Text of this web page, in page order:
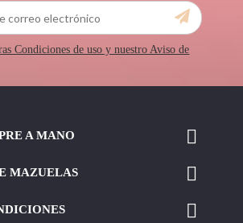
Condiciones de uso y nuestro Aviso de
A MANO 
MAZUELAS 
